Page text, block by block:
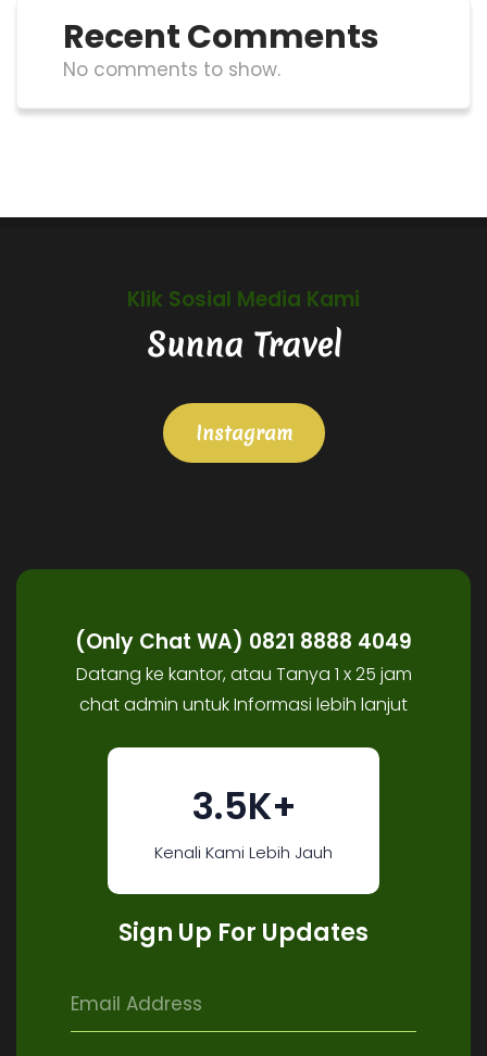
Recent Comments
No comments to show.
Klik Sosial Media Kami
Sunna Travel
Instagram
(Only Chat WA) 0821 8888 4049
Datang ke kantor, atau Tanya 1 x 25 jam
chat admin untuk Informasi lebih lanjut
3.5K+
Kenali Kami Lebih Jauh
Sign Up For Updates